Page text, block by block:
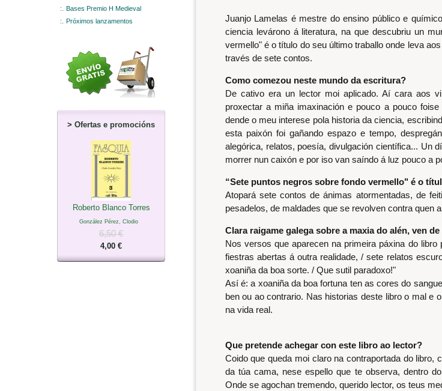
:.
Bases Premio H Medieval
:.
Próximos lanzamentos
> Ofertas e promocións
Roberto Blanco Torres
González Pérez, Clodio
6,50 €
4,00 €
Juanjo Lamelas é mestre do ensino público e
ciencia levárono á literatura, na que descubriu un
vermello" é o título do seu último traballo onde leva
través de sete contos.
Como comezou neste mundo da escritura?
De cativo era un lector moi aplicado. Aí cara aos
proxectar a miña imaxinación e pouco a pouco
dende o meu interese pola historia da ciencia,
esta paixón foi gañando espazo e tempo,
alegórica, relatos, poesía, divulgación científica... Un
morrer nun caixón e por iso van saíndo á luz pouco a
“Sete puntos negros sobre fondo vermello" é o
Atopará sete contos de ánimas atormentadas, de
pesadelos, de maldades que se revolven contra quen
Clara raigame galega sobre a maxia do alén, ven
Nos versos que aparecen na primeira páxina do
fiestras abertas á outra realidade, / sete relatos
xoaniña da boa sorte. / Que sutil paradoxo!"
Así é: a xoaniña da boa fortuna ten as cores do
ben ou ao contrario. Nas historias deste libro o mal e
na vida real.
Que pretende achegar con este libro ao lector?
Coido que queda moi claro na contraportada do
da túa cama, nese espello que te observa, dentro
Onde se agochan tremendo, querido lector, os teus